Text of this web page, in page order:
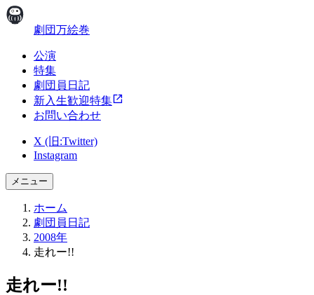
劇団万絵巻
公演
特集
劇団員日記
新入生歓迎特集
お問い合わせ
X (旧:Twitter)
Instagram
メニュー
ホーム
劇団員日記
2008年
走れー!!
走れー!!